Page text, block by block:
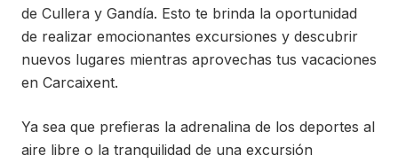
de Cullera y Gandía. Esto te brinda la oportunidad
de realizar emocionantes excursiones y descubrir
nuevos lugares mientras aprovechas tus vacaciones
en Carcaixent.
Ya sea que prefieras la adrenalina de los deportes al
aire libre o la tranquilidad de una excursión